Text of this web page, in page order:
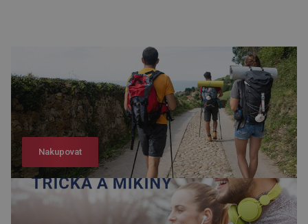
Nakupovat